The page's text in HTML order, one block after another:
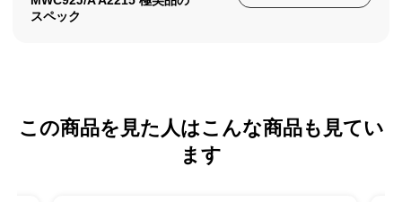
スペック
この商品を見た人はこんな商品も見てい
ます